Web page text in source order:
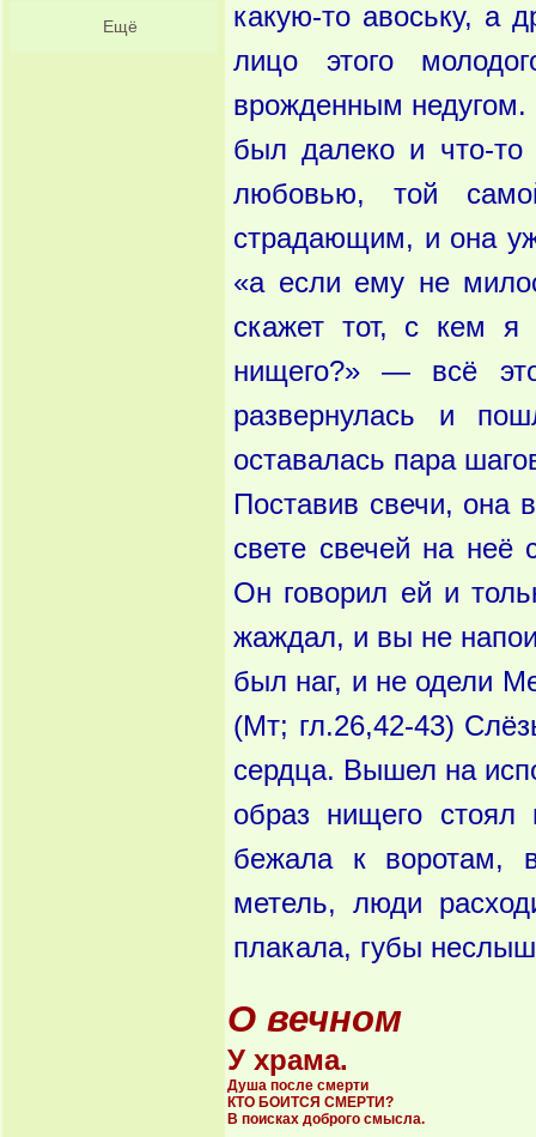
Ещё
какую-то авоську, а
лицо этого
врожденным
был далеко и что-то
любовью, той
страдающим, и она
«а если ему не
скажет тот, с кем я
нищего?» — всё
развернулась и
оставалась пара
Поставив свечи, она
свете свечей на неё
Он говорил ей и
жаждал, и вы не
был наг, и не одели
(Мт; гл.26,42-43)
сердца. Вышел на
образ нищего
бежала к воротам,
метель, люди
плакала, губы
О вечном
У храма.
Душа после смерти
КТО БОИТСЯ СМЕРТИ?
В поисках доброго смысла.